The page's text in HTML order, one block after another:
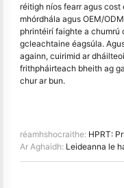
réitigh níos fearr agus
mhórdhála agus OEM/
phrintéirí faighte a chumrú
gcleachtaine éagsúla.
againn, cuirimid ar
frithpháirteach bheith ag
chur ar bun.
réamhshocraithe: HPRT:
Ar Aghaidh: Leideanna le